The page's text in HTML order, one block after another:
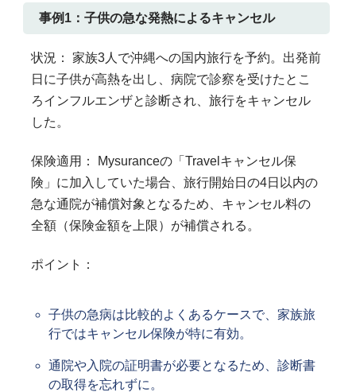
事例1：子供の急な発熱によるキャンセル
状況： 家族3人で沖縄への国内旅行を予約。出発前
日に子供が高熱を出し、病院で診察を受けたとこ
ろインフルエンザと診断され、旅行をキャンセル
した。
保険適用： Mysuranceの「Travelキャンセル保
険」に加入していた場合、旅行開始日の4日以内の
急な通院が補償対象となるため、キャンセル料の
全額（保険金額を上限）が補償される。
ポイント：
子供の急病は比較的よくあるケースで、家族旅
行ではキャンセル保険が特に有効。
通院や入院の証明書が必要となるため、診断書
の取得を忘れずに。